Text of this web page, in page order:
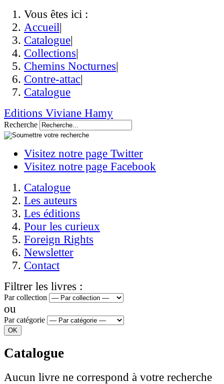
Vous êtes ici :
Accueil|
Catalogue|
Collections|
Chemins Nocturnes|
Contre-attac|
Catalogue
Editions Viviane Hamy
Recherche
Visitez notre page Twitter
Visitez notre page Facebook
Catalogue
Les auteurs
Les éditions
Pour les curieux
Foreign Rights
Newsletter
Contact
Filtrer les livres :
Par collection
ou
Par catégorie
Catalogue
Aucun livre ne correspond à votre recherche